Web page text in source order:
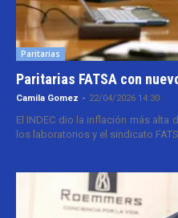
Paritarias
Paritarias FATSA con
Camila Gomez - 22/04/2026 14:30
El INDEC dio la inflación más alta
los laboratorios y el sindicato